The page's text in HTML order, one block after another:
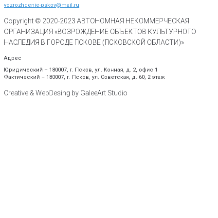
vozrozhdenie-pskov@mail.ru
Copyright © 2020-2023 АВТОНОМНАЯ НЕКОММЕРЧЕСКАЯ
ОРГАНИЗАЦИЯ «ВОЗРОЖДЕНИЕ ОБЪЕКТОВ КУЛЬТУРНОГО
НАСЛЕДИЯ В ГОРОДЕ ПСКОВЕ (ПСКОВСКОЙ ОБЛАСТИ)»
Адрес
Юридический – 180007, г. Псков, ул. Конная, д. 2, офис 1
Фактический – 180007, г. Псков, ул. Советская, д. 60, 2 этаж
Creative & WebDesing by GaleeArt Studio